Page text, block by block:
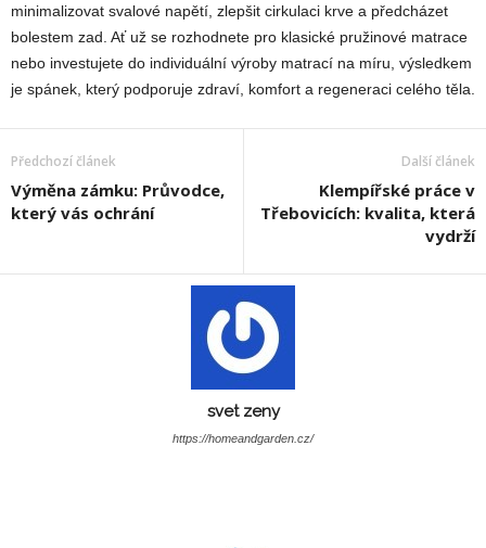
minimalizovat svalové napětí, zlepšit cirkulaci krve a předcházet
bolestem zad. Ať už se rozhodnete pro klasické pružinové matrace
nebo investujete do individuální výroby matrací na míru, výsledkem
je spánek, který podporuje zdraví, komfort a regeneraci celého těla.
Předchozí článek
Výměna zámku: Průvodce,
který vás ochrání
Další článek
Klempířské práce v
Třebovicích: kvalita, která
vydrží
svet zeny
https://homeandgarden.cz/